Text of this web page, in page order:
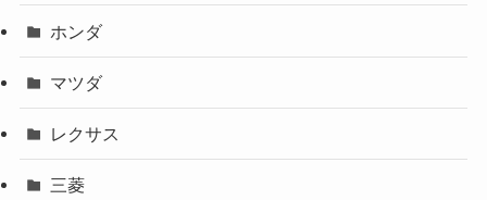
ホンダ
マツダ
レクサス
三菱